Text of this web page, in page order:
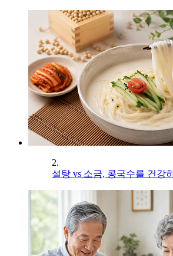
2.
설탕 vs 소금, 콩국수를 건강